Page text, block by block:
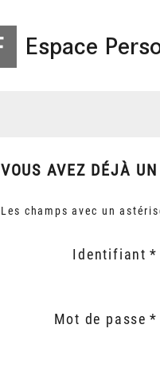
Espace
VOUS AVEZ DÉJÀ
Les champs avec un
Identifiant
Mot de passe